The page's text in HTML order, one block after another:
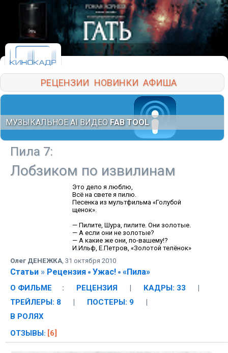
РЕЦЕНЗИИ НОВИНКИ АФИША
МУЗЫКАЛЬНОЕ AI ВИДЕО FAB TOOL
Пила 7:
Лобзиком по извилинам
Это дело я люблю,
Всё на свете я пилю.
Песенка из мультфильма «Голубой
щенок».
— Пилите, Шура, пилите. Они золотые.
— А если они не золотые?
— А какие же они, по-вашему!?
И.Ильф, Е.Петров, «Золотой телёнок»
Олег ДЕНЕЖКА, 31 октября 2010
Статьи » Рецензия Ужас! «Пила»
О ФИЛЬМЕ : РЕЦЕНЗИЯ | КАДРЫ: 33
|
ТРЕЙЛЕРЫ: 8
| ПОСТЕРЫ: 9
|
В РОЛЯХ
ОТЗЫВЫ: [6]